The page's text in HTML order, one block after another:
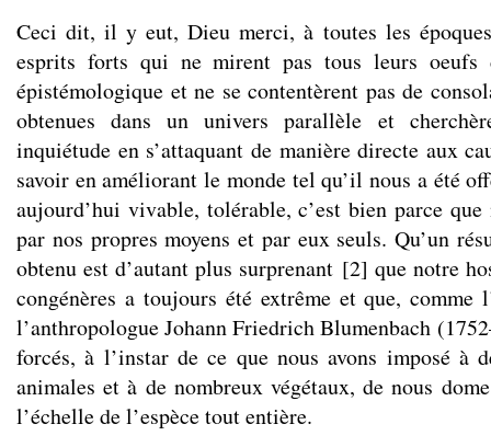
Ceci dit, il y eut, Dieu merci, à toutes les
esprits forts qui ne mirent pas tous leurs oeufs
épistémologique et ne se contentèrent pas de
obtenues dans un univers parallèle et
inquiétude en s’attaquant de manière directe aux
savoir en améliorant le monde tel qu’il nous a été
aujourd’hui vivable, tolérable, c’est bien parce que
par nos propres moyens et par eux seuls. Qu’un
obtenu est d’autant plus surprenant [2] que notre
congénères a toujours été extrême et que, comme
l’anthropologue Johann Friedrich Blumenbach
forcés, à l’instar de ce que nous avons imposé à
animales et à de nombreux végétaux, de nous
l’échelle de l’espèce tout entière.